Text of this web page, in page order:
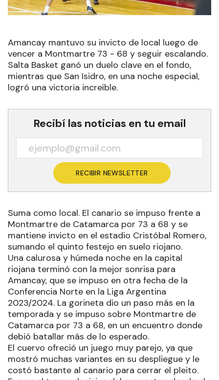
Amancay mantuvo su invicto de local luego de
vencer a Montmartre 73 - 68 y seguir escalando.
Salta Basket ganó un duelo clave en el fondo,
mientras que San Isidro, en una noche especial,
logró una victoria increíble.
Recibí las noticias en tu email
RECIBIR NEWSLETTER
Suma como local. El canario se impuso frente a
Montmartre de Catamarca por 73 a 68 y se
mantiene invicto en el estadio Cristóbal Romero,
sumando el quinto festejo en suelo riojano.
Una calurosa y húmeda noche en la capital
riojana terminó con la mejor sonrisa para
Amancay, que se impuso en otra fecha de la
Conferencia Norte en la Liga Argentina
2023/2024. La gorineta dio un paso más en la
temporada y se impuso sobre Montmartre de
Catamarca por 73 a 68, en un encuentro donde
debió batallar más de lo esperado.
El cuervo ofreció un juego muy parejo, ya que
mostró muchas variantes en su despliegue y le
costó bastante al canario para cerrar el pleito.